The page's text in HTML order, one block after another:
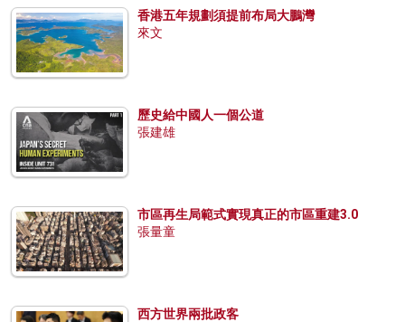
香港五年規劃須提前布局大鵬灣
來文
歷史給中國人一個公道
張建雄
市區再生局範式實現真正的市區重建3.0
張量童
西方世界兩批政客